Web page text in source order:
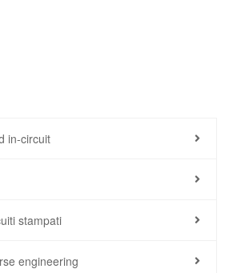
in-circuit
stampati
engineering